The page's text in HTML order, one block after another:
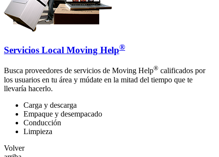
Servicios Local Moving Help®
Busca proveedores de servicios de Moving Help® calificados por
los usuarios en tu área y múdate en la mitad del tiempo que te
llevaría hacerlo.
Carga y descarga
Empaque y desempacado
Conducción
Limpieza
Volver